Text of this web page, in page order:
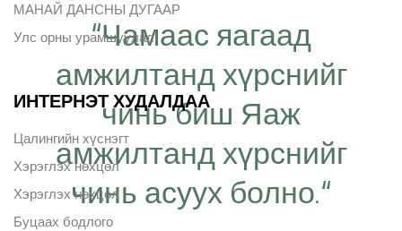
“Чамаас яагаад
амжилтанд хүрснийг
чинь биш Яаж
амжилтанд хүрснийг
чинь асуух болно.“
МАНАЙ ДАНСНЫ ДУГААР
Улс орны урамшуулал
ИНТЕРНЭТ ХУДАЛДАА
Цалингийн хүснэгт
Хэрэглэх нөхцөл
Хэрэглэх нөхцөл
Буцаах бодлого